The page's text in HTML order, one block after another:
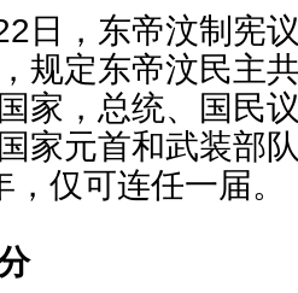
，东帝汶制宪议
规定东帝汶民主
家，总统、国民
家元首和武装部
仅可连任一届。